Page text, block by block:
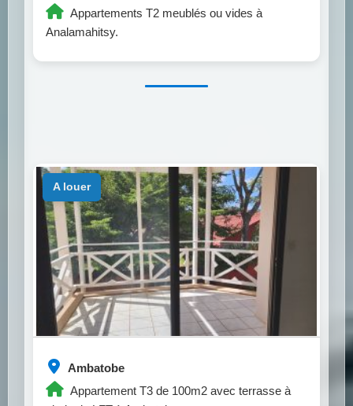
Appartements T2 meublés ou vides à
Analamahitsy.
Ambatobe
Appartement T3 de 100m2 avec terrasse à
a louer